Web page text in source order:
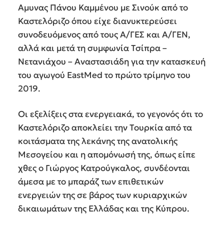
Aμυνας Πάνου Καμμένου με Σινούκ από το
Καστελόριζο όπου είχε διανυκτερεύσει
συνοδευόμενος από τους Α/ΓΕΣ και Α/ΓΕΝ,
αλλά και μετά τη συμφωνία Τσίπρα –
Νετανιάχου – Αναστασιάδη για την κατασκευή
του αγωγού EastMed το πρώτο τρίμηνο του
2019.
Οι εξελίξεις στα ενεργειακά, το γεγονός ότι το
Καστελόριζο αποκλείει την Τουρκία από τα
κοιτάσματα της λεκάνης της ανατολικής
Μεσογείου και η απομόνωσή της, όπως είπε
χθες ο Γιώργος Κατρούγκαλος, συνδέονται
άμεσα με το μπαράζ των επιθετικών
ενεργειών της σε βάρος των κυριαρχικών
δικαιωμάτων της Ελλάδας και της Κύπρου.